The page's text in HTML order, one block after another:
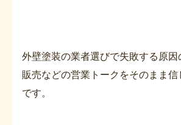
外壁塗装の業者選びで失敗する原
販売などの営業トークをそのまま信
です。